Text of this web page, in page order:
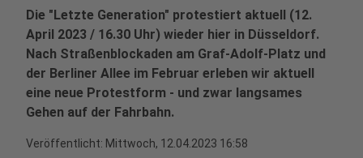
Die "Letzte Generation" protestiert aktuell (12.
April 2023 / 16.30 Uhr) wieder hier in Düsseldorf.
Nach Straßenblockaden am Graf-Adolf-Platz und
der Berliner Allee im Februar erleben wir aktuell
eine neue Protestform - und zwar langsames
Gehen auf der Fahrbahn.
Veröffentlicht: Mittwoch, 12.04.2023 16:58